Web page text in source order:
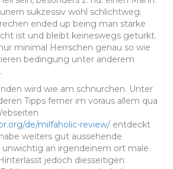
sukzessiv wohl schlichtweg.
ended up being man starke
ist und bleibt keineswegs geturkt.
minimal Herrschen genau so wie
bedingung unter anderem
wird wie am schnurchen. Unter
Tipps ferner im voraus allem qua
de/milfaholic-review/ entdeckt
weiters gut aussehende
unwichtig an irgendeinem ort male
jedoch diesseitigen